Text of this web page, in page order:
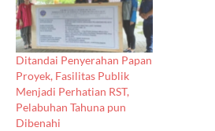
Ditandai Penyerahan Papan
Proyek, Fasilitas Publik
Menjadi Perhatian RST,
Pelabuhan Tahuna pun
Dibenahi